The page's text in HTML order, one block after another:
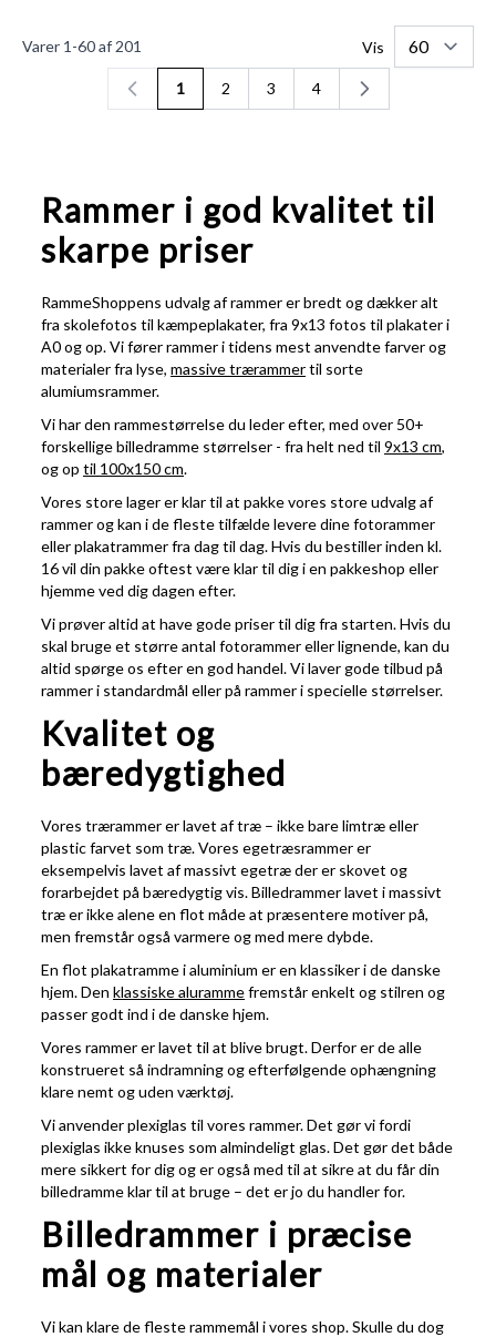
Varer 1 -60af 201
Du læser side
1 Side
2 Side
3 Side
4
Vis
Rammer i god kvalitet til
skarpe priser
RammeShoppens udvalg af rammer er bredt og dækker alt
fra skolefotos til kæmpeplakater, fra 9x13 fotos til plakater i
A0 og op. Vi fører rammer i tidens mest anvendte farver og
materialer fra lyse, massive trærammertil sorte
alumiumsrammer.
Vi har den rammestørrelse du leder efter, med over 50+
forskellige billedramme størrelser - fra helt ned til 9x13 cm,
og op til 100x150 cm.
Vores store lager er klar til at pakke vores store udvalg af
rammer og kan i de fleste tilfælde levere dine fotorammer
eller plakatrammer fra dag til dag. Hvis du bestiller inden kl.
16 vil din pakke oftest være klar til dig i en pakkeshop eller
hjemme ved dig dagen efter.
Vi prøver altid at have gode priser til dig fra starten. Hvis du
skal bruge et større antal fotorammer eller lignende, kan du
altid spørge os efter en god handel. Vi laver gode tilbud på
rammer i standardmål eller på rammer i specielle størrelser.
Kvalitet og
bæredygtighed
Vores trærammer er lavet af træ – ikke bare limtræ eller
plastic farvet som træ. Vores egetræsrammer er
eksempelvis lavet af massivt egetræ der er skovet og
forarbejdet på bæredygtig vis. Billedrammer lavet i massivt
træ er ikke alene en flot måde at præsentere motiver på,
men fremstår også varmere og med mere dybde.
En flot plakatramme i aluminium er en klassiker i de danske
hjem. Den klassiske alurammefremstår enkelt og stilren og
passer godt ind i de danske hjem.
Vores rammer er lavet til at blive brugt. Derfor er de alle
konstrueret så indramning og efterfølgende ophængning
klare nemt og uden værktøj.
Vi anvender plexiglas til vores rammer. Det gør vi fordi
plexiglas ikke knuses som almindeligt glas. Det gør det både
mere sikkert for dig og er også med til at sikre at du får din
billedramme klar til at bruge – det er jo du handler for.
Billedrammer i præcise
mål og materialer
Vi kan klare de fleste rammemål i vores shop. Skulle du dog